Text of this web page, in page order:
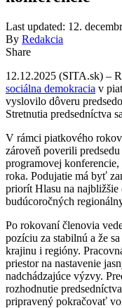
Last updated: 12.
By Redakcia
Share
12.12.2025 (SITA.sk) –
sociálna demokracia v
vyslovilo dôveru
Stretnutia predsedníctva
V rámci piatkového
zároveň poverili
programovej
roka. Podujatie má byť
priorít Hlasu na
budúcoročných
Po rokovaní členovia
pozíciu za stabilnú a že
krajinu i regióny.
priestor na nastavenie
nadchádzajúce výzvy.
rozhodnutie
pripravený pokračovať